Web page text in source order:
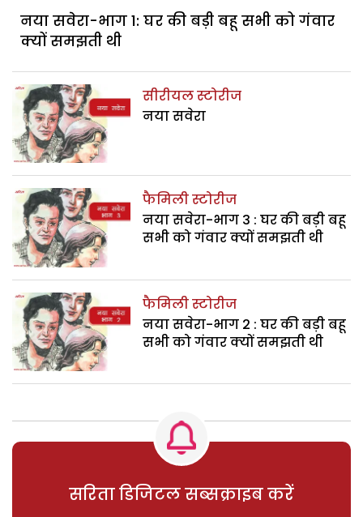
नया सवेरा-भाग 1: घर की बड़ी बहू सभी को गंवार
क्यों समझती थी
सीरीयल स्टोरीज
नया सवेरा
फैमिली स्टोरीज
नया सवेरा-भाग 3 : घर की बड़ी बहू
सभी को गंवार क्यों समझती थी
फैमिली स्टोरीज
नया सवेरा-भाग 2 : घर की बड़ी बहू
सभी को गंवार क्यों समझती थी
सरिता डिजिटल सब्सक्राइब करें